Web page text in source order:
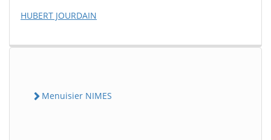
HUBERT JOURDAIN
Menuisier NIMES